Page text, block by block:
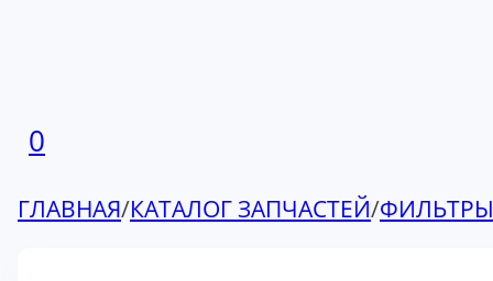
0
ГЛАВНАЯ/КАТАЛОГ ЗАПЧАСТЕЙ/ФИЛЬТРЫ